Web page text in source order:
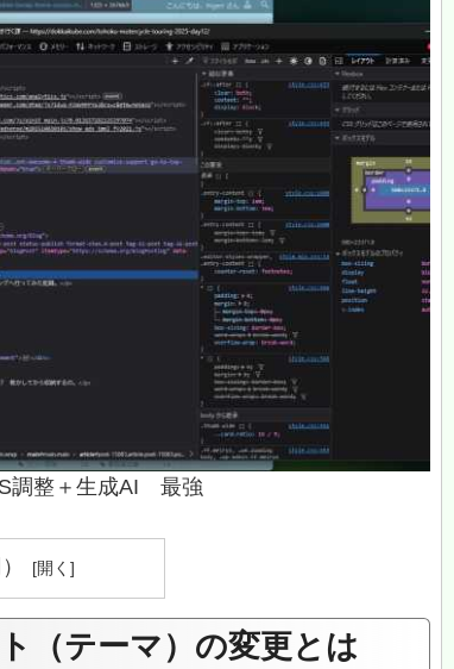
調整＋生成AI 最強
（テーマ）の変更とは